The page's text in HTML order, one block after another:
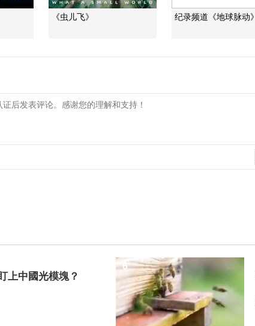
《虫儿飞》 纪录频道《地球脉动》
上中國光模塊？
6